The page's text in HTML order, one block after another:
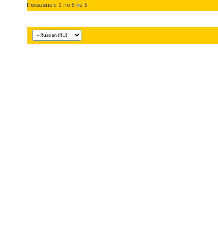
Показано с 1 по 5 из 5